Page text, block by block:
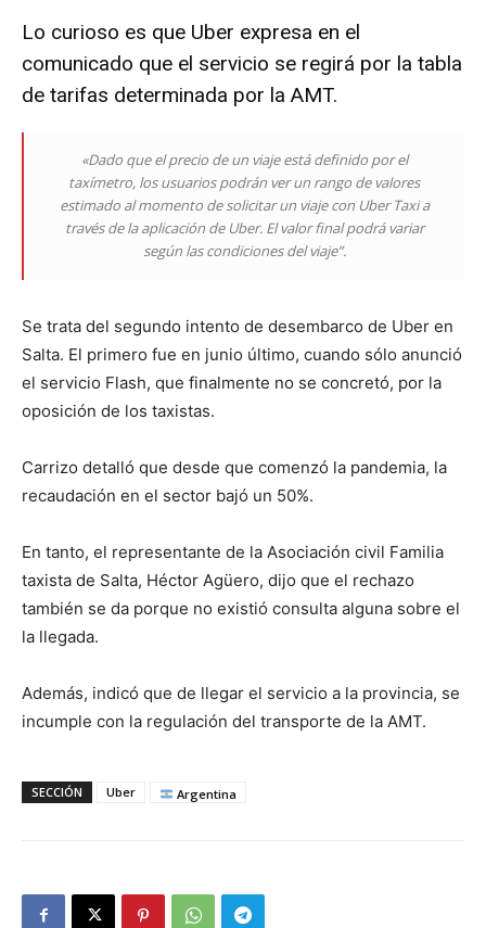
Lo curioso es que Uber expresa en el
comunicado que el servicio se regirá por la tabla
de tarifas determinada por la AMT.
«Dado que el precio de un viaje está definido por el
taxímetro, los usuarios podrán ver un rango de valores
estimado al momento de solicitar un viaje con Uber Taxi a
través de la aplicación de Uber. El valor final podrá variar
según las condiciones del viaje”.
Se trata del segundo intento de desembarco de Uber en
Salta. El primero fue en junio último, cuando sólo anunció
el servicio Flash, que finalmente no se concretó, por la
oposición de los taxistas.
Carrizo detalló que desde que comenzó la pandemia, la
recaudación en el sector bajó un 50%.
En tanto, el representante de la Asociación civil Familia
taxista de Salta, Héctor Agüero, dijo que el rechazo
también se da porque no existió consulta alguna sobre el
la llegada.
Además, indicó que de llegar el servicio a la provincia, se
incumple con la regulación del transporte de la AMT.
SECCIÓN Uber Argentina